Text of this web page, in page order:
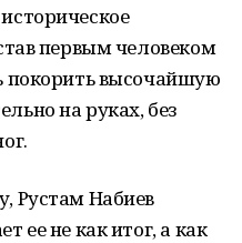
первым человеком
покорить высочайшую
на руках, без
Рустам Набиев
ее не как итог, а как